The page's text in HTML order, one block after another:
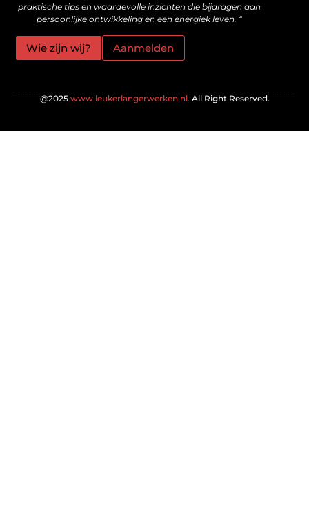
praktische tips en waardevolle inzichten die bijdragen aan
persoonlijke ontwikkeling en een energiek leven. “
Wie zijn wij? Aanmelden
@2025 www.leukerlangerwerken.nl. All Right Reserved.